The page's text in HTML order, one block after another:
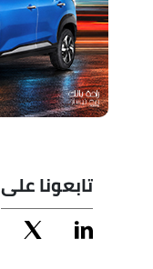
تابعونا على